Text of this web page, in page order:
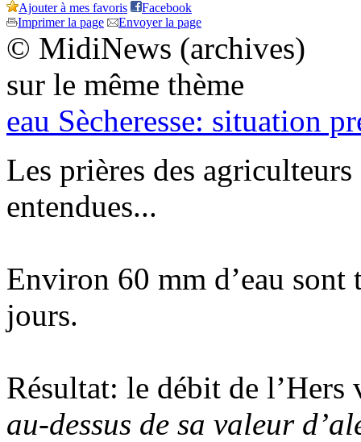
Ajouter à mes favoris
Facebook
Imprimer la page
Envoyer la page
© MidiNews (archives)
sur le même thème
eau Sècheresse: situation
Les prières des
entendues...
Environ 60 mm d’eau sont
jours.
Résultat: le débit de l’Hers
au-dessus de sa valeur